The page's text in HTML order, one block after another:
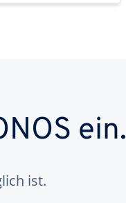
ein.
ist.